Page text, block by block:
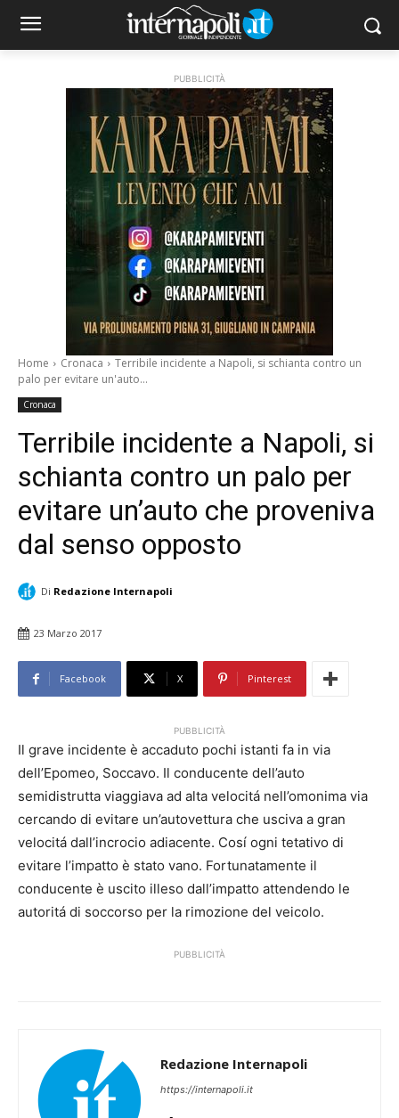
PUBBLICITÀ
Home Cronaca
Terribile incidente a Napoli, si schianta contro un
palo per evitare un'auto...
Cronaca
Terribile incidente a Napoli, si
schianta contro un palo per
evitare un’auto che proveniva
dal senso opposto
Di Redazione Internapoli
23 Marzo 2017
Facebook X Pinterest
PUBBLICITÀ
Il grave incidente è accaduto pochi istanti fa in via
dell’Epomeo, Soccavo. Il conducente dell’auto
semidistrutta viaggiava ad alta velocitá nell’omonima via
cercando di evitare un’autovettura che usciva a gran
velocitá dall’incrocio adiacente. Cosí ogni tetativo di
evitare l’impatto è stato vano. Fortunatamente il
conducente è uscito illeso dall’impatto attendendo le
autoritá di soccorso per la rimozione del veicolo.
PUBBLICITÀ
Redazione Internapoli
https://internapoli.it